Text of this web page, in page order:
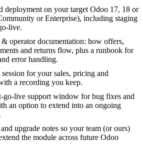
deployment on your target Odoo 17, 18 or
or Enterprise), including staging
live.
operator documentation: how offers,
and returns flow, plus a runbook for
error handling.
for your sales, pricing and
a recording you keep.
go-live support window for bug fixes and
an option to extend into an ongoing
and upgrade notes so your team (or ours)
the module across future Odoo